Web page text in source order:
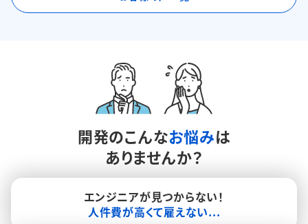
開発のこんなお悩みは
ありませんか？
エンジニアが見つからない！
人件費が高くて雇えない...